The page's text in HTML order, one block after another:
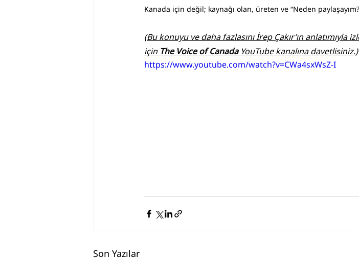
Kanada için değil; kaynağı olan, üreten ve “Neden
(Bu konuyu ve daha fazlasını İrep Çakır’ın
için The Voice of Canada YouTube kanalına davetlisiniz.)
https://www.youtube.com/watch?v=CWa4sxWsZ-I
Son Yazılar